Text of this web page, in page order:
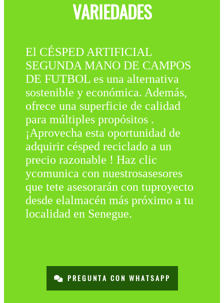
VARIEDADES
El CÉSPED ARTIFICIAL
SEGUNDA MANO DE CAMPOS
DE FUTBOL es una alternativa
sostenible y económica. Además,
ofrece una superficie de calidad
para múltiples propósitos .
¡Aprovecha esta oportunidad de
adquirir césped reciclado a un
precio razonable ! Haz clic
ycomunica con nuestrosasesores
que tete asesorarán con tuproyecto
desde elalmacén más próximo a tu
localidad en Senegue.
PREGUNTA CON WHATSAPP